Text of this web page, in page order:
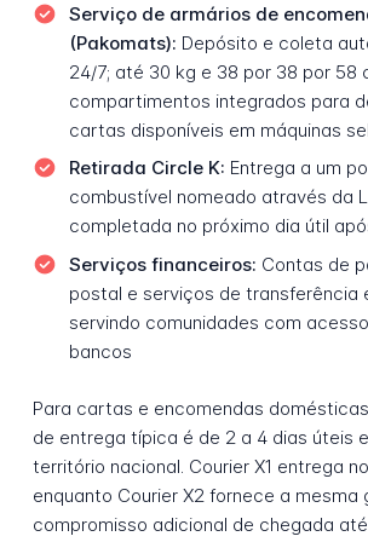
Serviço de armários de
(Pakomats): Depósito e coleta
24/7; até 30 kg e 38 por 38 por 58
compartimentos integrados para
cartas disponíveis em máquinas
Retirada Circle K: Entrega a um
combustível nomeado através da
completada no próximo dia útil
Serviços financeiros: Contas de
postal e serviços de transferência
servindo comunidades com
bancos
Para cartas e encomendas
de entrega típica é de 2 a 4 dias úteis
território nacional. Courier X1 entrega
enquanto Courier X2 fornece a mesma
compromisso adicional de chegada até